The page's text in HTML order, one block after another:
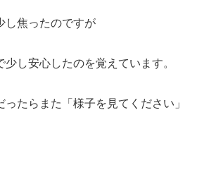
し焦ったのですが
し安心したのを覚えています。
たらまた「様子を見てください」